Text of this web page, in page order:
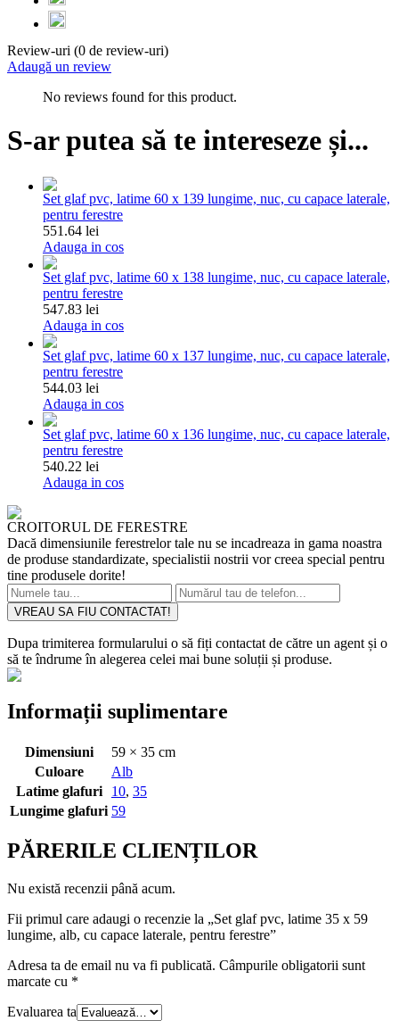
Review-uri (0 de review-uri)
Adaugă un review
No reviews found for this product.
S-ar putea să te intereseze și...
Set glaf pvc, latime 60 x 139 lungime, nuc, cu capace laterale,
pentru ferestre
551.64 lei
Adauga in cos
Set glaf pvc, latime 60 x 138 lungime, nuc, cu capace laterale,
pentru ferestre
547.83 lei
Adauga in cos
Set glaf pvc, latime 60 x 137 lungime, nuc, cu capace laterale,
pentru ferestre
544.03 lei
Adauga in cos
Set glaf pvc, latime 60 x 136 lungime, nuc, cu capace laterale,
pentru ferestre
540.22 lei
Adauga in cos
CROITORUL DE FERESTRE
Dacă dimensiunile ferestrelor tale nu se incadreaza in gama noastra
de produse standardizate, specialistii nostrii vor creea special pentru
tine produsele dorite!
VREAU SA FIU CONTACTAT!
Dupa trimiterea formularului o să fiți contactat de către un agent și o
să te îndrume în alegerea celei mai bune soluții și produse.
Informații suplimentare
Dimensiuni
59 × 35 cm
Culoare
Alb
Latime glafuri
10, 35
Lungime glafuri 59
PĂRERILE CLIENȚILOR
Nu există recenzii până acum.
Fii primul care adaugi o recenzie la „Set glaf pvc, latime 35 x 59
lungime, alb, cu capace laterale, pentru ferestre”
Adresa ta de email nu va fi publicată. Câmpurile obligatorii sunt
marcate cu *
Evaluarea ta